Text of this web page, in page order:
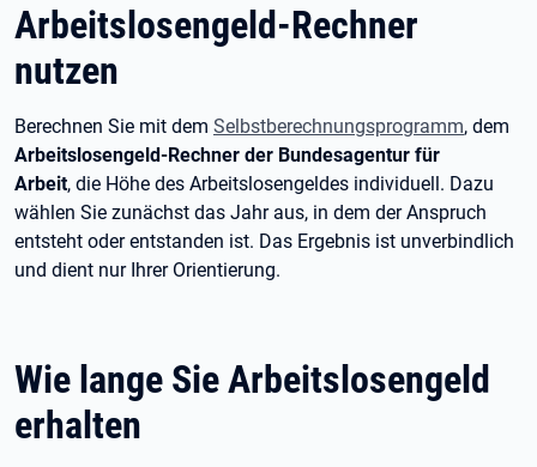
Arbeitslosengeld-Rechner
nutzen
Berechnen Sie mit dem Selbstberechnungsprogramm, dem
Arbeitslosengeld-Rechner der Bundesagentur für
Arbeit, die Höhe des Arbeitslosengeldes individuell. Dazu
wählen Sie zunächst das Jahr aus, in dem der Anspruch
entsteht oder entstanden ist. Das Ergebnis ist unverbindlich
und dient nur Ihrer Orientierung.
Wie lange Sie Arbeitslosengeld
erhalten